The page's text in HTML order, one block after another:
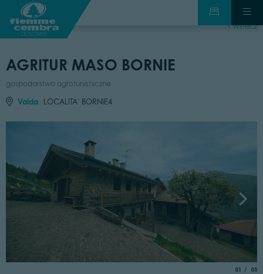
wstecz
AGRITUR MASO BORNIE
gospodarstwo agroturystyczne
Valda LOCALITA' BORNIE4
01 of
03